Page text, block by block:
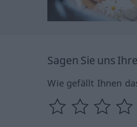
Sagen Sie uns
Wie gefällt Ihnen